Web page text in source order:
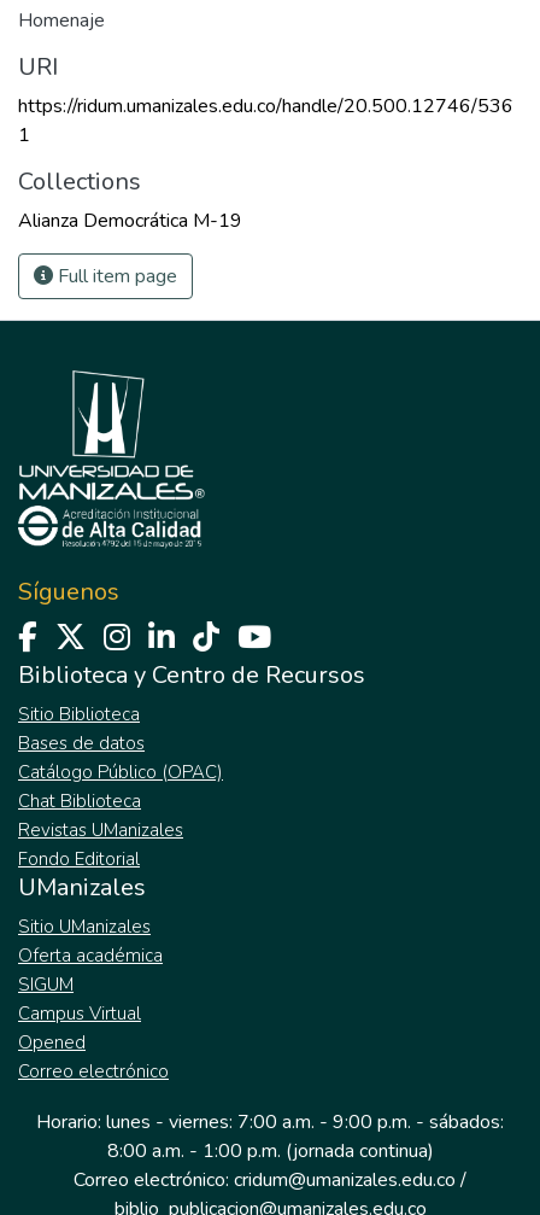
Homenaje
URI
https://ridum.umanizales.edu.co/handle/20.500.12746/536
1
Collections
Alianza Democrática M-19
Full item page
Síguenos
Biblioteca y Centro de Recursos
Sitio Biblioteca
Bases de datos
Catálogo Público (OPAC)
Chat Biblioteca
Revistas UManizales
Fondo Editorial
UManizales
Sitio UManizales
Oferta académica
SIGUM
Campus Virtual
Opened
Correo electrónico
Horario: lunes - viernes: 7:00 a.m. - 9:00 p.m. - sábados:
8:00 a.m. - 1:00 p.m. (jornada continua)
Correo electrónico: cridum@umanizales.edu.co /
biblio_publicacion@umanizales.edu.co